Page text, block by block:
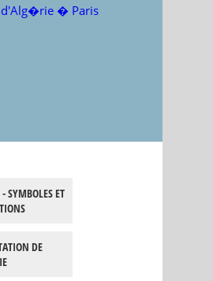
SYMBOLES ET
DE